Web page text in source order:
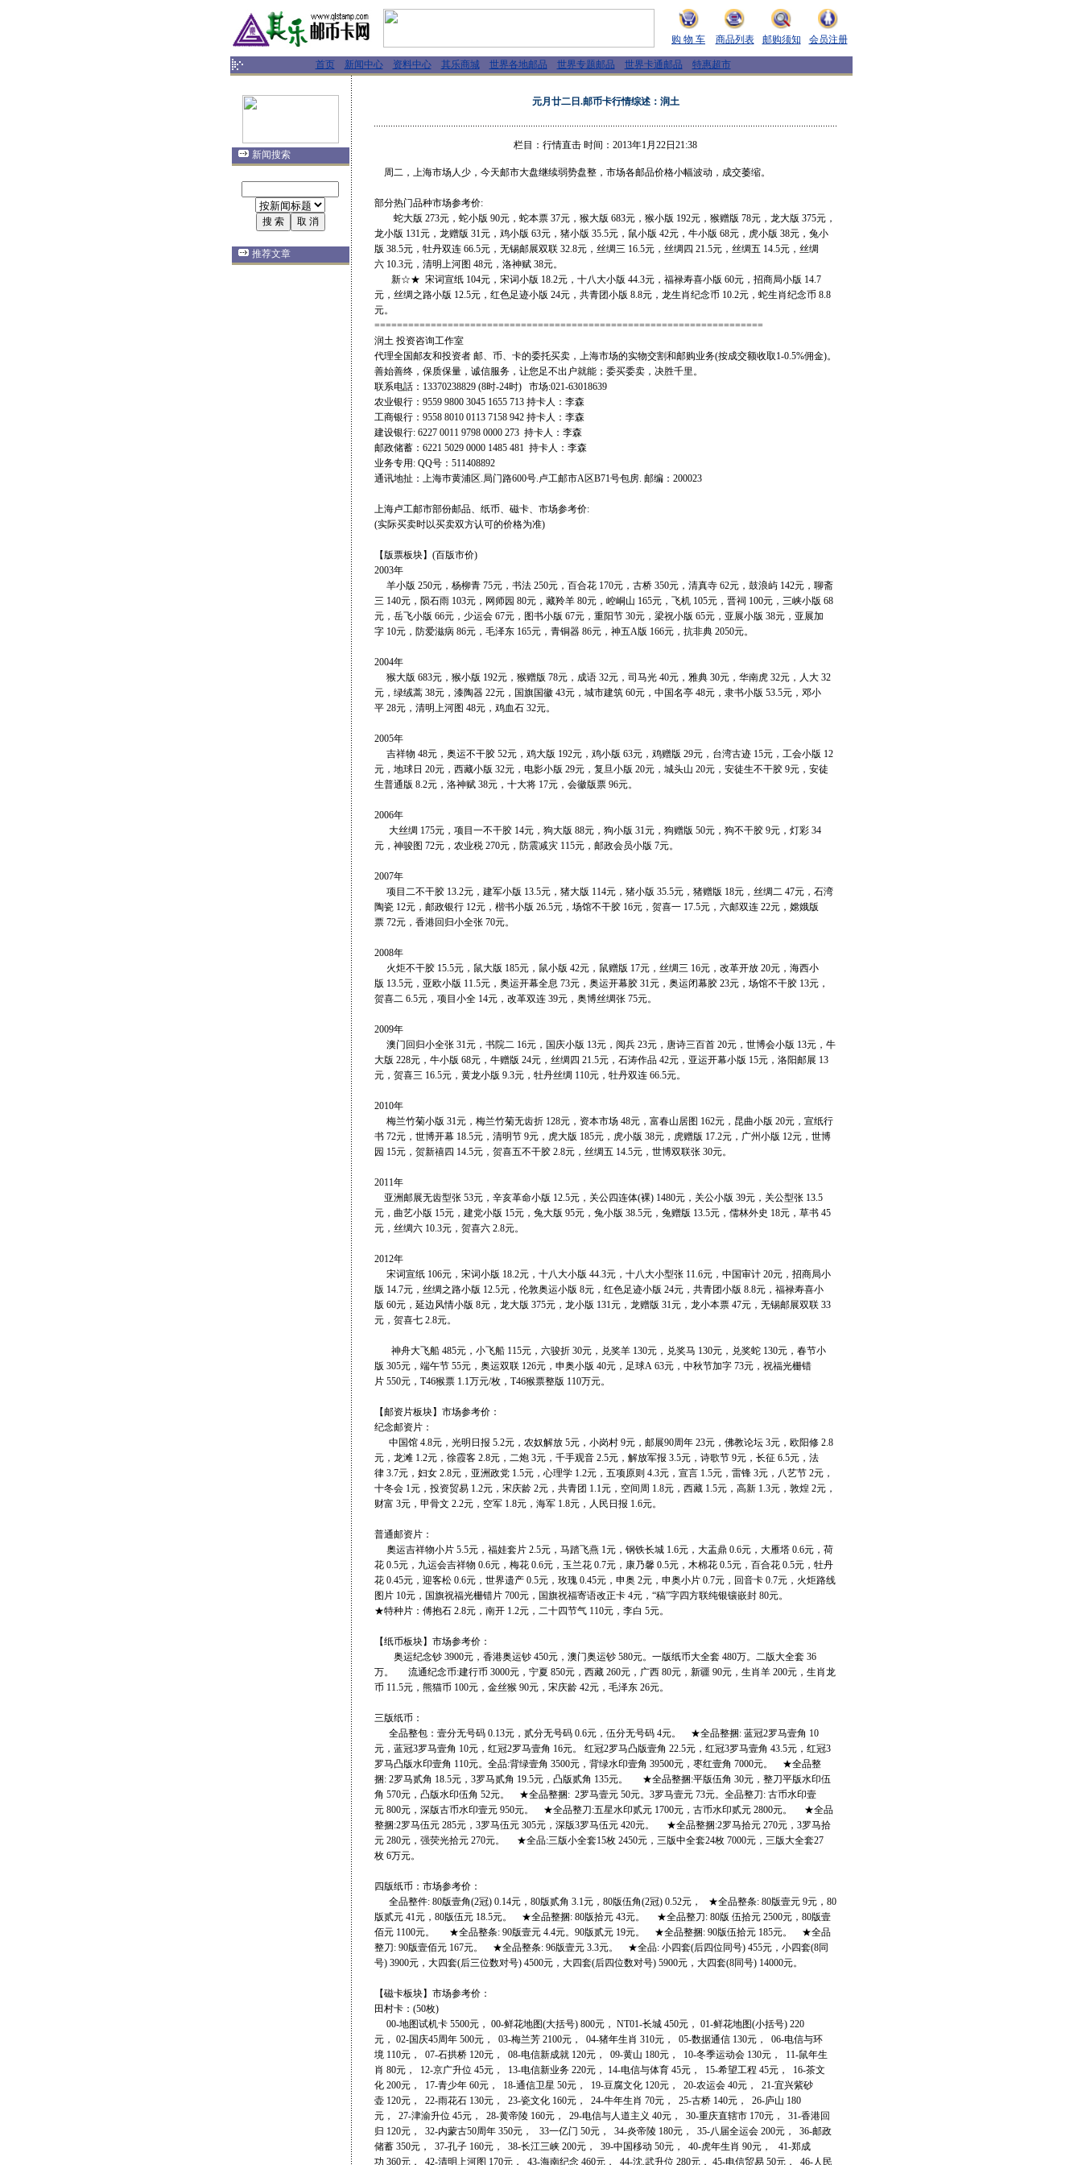
购 物 车 商品列表 邮购须知 会员注册
首页 新闻中心 资料中心 其乐商城 世界各地邮品 世界专题邮品 世界卡通邮品 特惠超市
新闻搜索
推荐文章
元月廿二日.邮币卡行情综述：润土
栏目：行情直击 时间：2013年1月22日21:38
周二，上海市场人少，今天邮市大盘继续弱势盘整，市场各邮品价格小幅波动，成交萎缩。
部分热门品种市场参考价:
蛇大版 273元，蛇小版 90元，蛇本票 37元，猴大版 683元，猴小版 192元，猴赠版 78元，龙大版 375元，
龙小版 131元，龙赠版 31元，鸡小版 63元，猪小版 35.5元，鼠小版 42元，牛小版 68元，虎小版 38元，兔小
版 38.5元，牡丹双连 66.5元，无锡邮展双联 32.8元，丝绸三 16.5元，丝绸四 21.5元，丝绸五 14.5元，丝绸
六 10.3元，清明上河图 48元，洛神赋 38元。
新☆★ 宋词宣纸 104元，宋词小版 18.2元，十八大小版 44.3元，福禄寿喜小版 60元，招商局小版 14.7
元，丝绸之路小版 12.5元，红色足迹小版 24元，共青团小版 8.8元，龙生肖纪念币 10.2元，蛇生肖纪念币 8.8
元。
=====================================================================
润土 投资咨询工作室
代理全国邮友和投资者 邮、币、卡的委托买卖，上海市场的实物交割和邮购业务(按成交额收取1-0.5%佣金)。
善始善终，保质保量，诚信服务，让您足不出户就能；委买委卖，决胜千里。
联系电話：13370238829 (8时-24时) 市场:021-63018639
农业银行：9559 9800 3045 1655 713 持卡人：李森
工商银行：9558 8010 0113 7158 942 持卡人：李森
建设银行: 6227 0011 9798 0000 273 持卡人：李森
邮政储蓄：6221 5029 0000 1485 481 持卡人：李森
业务专用: QQ号：511408892
通讯地扯：上海巿黄浦区.局门路600号.卢工邮市A区B71号包房. 邮编：200023
上海卢工邮市部份邮品、纸币、磁卡、市场参考价:
(实际买卖时以买卖双方认可的价格为准)
【版票板块】(百版市价)
2003年
羊小版 250元，杨柳青 75元，书法 250元，百合花 170元，古桥 350元，清真寺 62元，鼓浪屿 142元，聊斋
三 140元，陨石雨 103元，网师园 80元，藏羚羊 80元，崆峒山 165元，飞机 105元，晋祠 100元，三峡小版 68
元，岳飞小版 66元，少运会 67元，图书小版 67元，重阳节 30元，梁祝小版 65元，亚展小版 38元，亚展加
字 10元，防爱滋病 86元，毛泽东 165元，青铜器 86元，神五A版 166元，抗非典 2050元。
2004年
猴大版 683元，猴小版 192元，猴赠版 78元，成语 32元，司马光 40元，雅典 30元，华南虎 32元，人大 32
元，绿绒蒿 38元，漆陶器 22元，国旗国徽 43元，城市建筑 60元，中国名亭 48元，隶书小版 53.5元，邓小
平 28元，清明上河图 48元，鸡血石 32元。
2005年
吉祥物 48元，奥运不干胶 52元，鸡大版 192元，鸡小版 63元，鸡赠版 29元，台湾古迹 15元，工会小版 12
元，地球日 20元，西藏小版 32元，电影小版 29元，复旦小版 20元，城头山 20元，安徒生不干胶 9元，安徒
生普通版 8.2元，洛神赋 38元，十大将 17元，会徽版票 96元。
2006年
大丝绸 175元，项目一不干胶 14元，狗大版 88元，狗小版 31元，狗赠版 50元，狗不干胶 9元，灯彩 34
元，神骏图 72元，农业税 270元，防震减灾 115元，邮政会员小版 7元。
2007年
项目二不干胶 13.2元，建军小版 13.5元，猪大版 114元，猪小版 35.5元，猪赠版 18元，丝绸二 47元，石湾
陶瓷 12元，邮政银行 12元，楷书小版 26.5元，场馆不干胶 16元，贺喜一 17.5元，六邮双连 22元，嫦娥版
票 72元，香港回归小全张 70元。
2008年
火炬不干胶 15.5元，鼠大版 185元，鼠小版 42元，鼠赠版 17元，丝绸三 16元，改革开放 20元，海西小
版 13.5元，亚欧小版 11.5元，奥运开幕全息 73元，奥运开幕胶 31元，奥运闭幕胶 23元，场馆不干胶 13元，
贺喜二 6.5元，项目小全 14元，改革双连 39元，奥博丝绸张 75元。
2009年
澳门回归小全张 31元，书院二 16元，国庆小版 13元，阅兵 23元，唐诗三百首 20元，世博会小版 13元，牛
大版 228元，牛小版 68元，牛赠版 24元，丝绸四 21.5元，石涛作品 42元，亚运开幕小版 15元，洛阳邮展 13
元，贺喜三 16.5元，黄龙小版 9.3元，牡丹丝绸 110元，牡丹双连 66.5元。
2010年
梅兰竹菊小版 31元，梅兰竹菊无齿折 128元，资本市场 48元，富春山居图 162元，昆曲小版 20元，宣纸行
书 72元，世博开幕 18.5元，清明节 9元，虎大版 185元，虎小版 38元，虎赠版 17.2元，广州小版 12元，世博
园 15元，贺新禧四 14.5元，贺喜五不干胶 2.8元，丝绸五 14.5元，世博双联张 30元。
2011年
亚洲邮展无齿型张 53元，辛亥革命小版 12.5元，关公四连体(裸) 1480元，关公小版 39元，关公型张 13.5
元，曲艺小版 15元，建党小版 15元，兔大版 95元，兔小版 38.5元，兔赠版 13.5元，儒林外史 18元，草书 45
元，丝绸六 10.3元，贺喜六 2.8元。
2012年
宋词宣纸 106元，宋词小版 18.2元，十八大小版 44.3元，十八大小型张 11.6元，中国审计 20元，招商局小
版 14.7元，丝绸之路小版 12.5元，伦敦奥运小版 8元，红色足迹小版 24元，共青团小版 8.8元，福禄寿喜小
版 60元，延边风情小版 8元，龙大版 375元，龙小版 131元，龙赠版 31元，龙小本票 47元，无锡邮展双联 33
元，贺喜七 2.8元。
神舟大飞船 485元，小飞船 115元，六骏折 30元，兑奖羊 130元，兑奖马 130元，兑奖蛇 130元，春节小
版 305元，端午节 55元，奥运双联 126元，申奥小版 40元，足球A 63元，中秋节加字 73元，祝福光栅错
片 550元，T46猴票 1.1万元/枚，T46猴票整版 110万元。
【邮资片板块】市场参考价：
纪念邮资片：
中国馆 4.8元，光明日报 5.2元，农奴解放 5元，小岗村 9元，邮展90周年 23元，佛教论坛 3元，欧阳修 2.8
元，龙滩 1.2元，徐霞客 2.8元，二炮 3元，千手观音 2.5元，解放军报 3.5元，诗歌节 9元，长征 6.5元，法
律 3.7元，妇女 2.8元，亚洲政党 1.5元，心理学 1.2元，五项原则 4.3元，宣言 1.5元，雷锋 3元，八艺节 2元，
十冬会 1元，投资贸易 1.2元，宋庆龄 2元，共青团 1.1元，空间周 1.8元，西藏 1.5元，高新 1.3元，敦煌 2元，
财富 3元，甲骨文 2.2元，空军 1.8元，海军 1.8元，人民日报 1.6元。
普通邮资片：
奧运吉祥物小片 5.5元，福娃套片 2.5元，马踏飞燕 1元，钢铁长城 1.6元，大盂鼎 0.6元，大雁塔 0.6元，荷
花 0.5元，九运会吉祥物 0.6元，梅花 0.6元，玉兰花 0.7元，康乃馨 0.5元，木棉花 0.5元，百合花 0.5元，牡丹
花 0.45元，迎客松 0.6元，世界遗产 0.5元，玫瑰 0.45元，申奥 2元，申奥小片 0.7元，回音卡 0.7元，火炬路线
图片 10元，国旗祝福光栅错片 700元，国旗祝福寄语改正卡 4元，“稿”字四方联纯银镶嵌封 80元。
★特种片：傅抱石 2.8元，南开 1.2元，二十四节气 110元，李白 5元。
【纸币板块】市场参考价：
奥运纪念钞 3900元，香港奥运钞 450元，澳门奥运钞 580元。一版纸币大全套 480万。二版大全套 36
万。 流通纪念币:建行币 3000元，宁夏 850元，西藏 260元，广西 80元，新疆 90元，生肖羊 200元，生肖龙
币 11.5元，熊猫币 100元，金丝猴 90元，宋庆龄 42元，毛泽东 26元。
三版纸币：
全品整包：壹分无号码 0.13元，贰分无号码 0.6元，伍分无号码 4元。 ★全品整捆: 蓝冠2罗马壹角 10
元，蓝冠3罗马壹角 10元，红冠2罗马壹角 16元。 红冠2罗马凸版壹角 22.5元，红冠3罗马壹角 43.5元，红冠3
罗马凸版水印壹角 110元。全品:背绿壹角 3500元，背绿水印壹角 39500元，枣红壹角 7000元。 ★全品整
捆: 2罗马贰角 18.5元，3罗马贰角 19.5元，凸版贰角 135元。 ★全品整捆:平版伍角 30元，整刀平版水印伍
角 570元，凸版水印伍角 52元。 ★全品整捆: 2罗马壹元 50元。3罗马壹元 73元。全品整刀: 古币水印壹
元 800元，深版古币水印壹元 950元。 ★全品整刀:五星水印贰元 1700元，古币水印贰元 2800元。 ★全品
整捆:2罗马伍元 285元，3罗马伍元 305元，深版3罗马伍元 420元。 ★全品整捆:2罗马拾元 270元，3罗马拾
元 280元，强荧光拾元 270元。 ★全品:三版小全套15枚 2450元，三版中全套24枚 7000元，三版大全套27
枚 6万元。
四版纸币：市场参考价：
全品整件: 80版壹角(2冠) 0.14元，80版贰角 3.1元，80版伍角(2冠) 0.52元， ★全品整条: 80版壹元 9元，80
版贰元 41元，80版伍元 18.5元。 ★全品整捆: 80版拾元 43元。 ★全品整刀: 80版 伍拾元 2500元，80版壹
佰元 1100元。 ★全品整条: 90版壹元 4.4元。90版贰元 19元。 ★全品整捆: 90版伍拾元 185元。 ★全品
整刀: 90版壹佰元 167元。 ★全品整条: 96版壹元 3.3元。 ★全品: 小四套(后四位同号) 455元，小四套(8同
号) 3900元，大四套(后三位数对号) 4500元，大四套(后四位数对号) 5900元，大四套(8同号) 14000元。
【磁卡板块】市场参考价：
田村卡：(50枚)
00-地图试机卡 5500元， 00-鲜花地图(大括号) 800元， NT01-长城 450元， 01-鲜花地图(小括号) 220
元， 02-国庆45周年 500元， 03-梅兰芳 2100元， 04-猪年生肖 310元， 05-数据通信 130元， 06-电信与环
境 110元， 07-石拱桥 120元， 08-电信新成就 120元， 09-黄山 180元， 10-冬季运动会 130元， 11-鼠年生
肖 80元， 12-京广升位 45元， 13-电信新业务 220元， 14-电信与体育 45元， 15-希望工程 45元， 16-茶文
化 200元， 17-青少年 60元， 18-通信卫星 50元， 19-豆腐文化 120元， 20-农运会 40元， 21-宜兴紫砂
壶 120元， 22-雨花石 130元， 23-瓷文化 160元， 24-牛年生肖 70元， 25-古桥 140元， 26-庐山 180
元， 27-津渝升位 45元， 28-黄帝陵 160元， 29-电信与人道主义 40元， 30-重庆直辖市 170元， 31-香港回
归 120元， 32-内蒙古50周年 350元， 33一亿门 50元， 34-炎帝陵 180元， 35-八届全运会 200元， 36-邮政
储蓄 350元， 37-孔子 160元， 38-长江三峡 200元， 39-中国移动 50元， 40-虎年生肖 90元， 41-郑成
功 360元， 42-清明上河图 170元， 43-海南纪念 460元， 44-沈.武升位 280元， 45-电信贸易 50元， 46-人民